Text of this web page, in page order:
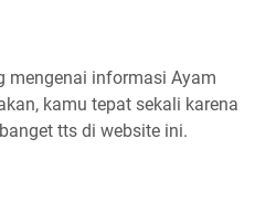
mengenai informasi Ayam
kamu tepat sekali karena
tts di website ini.